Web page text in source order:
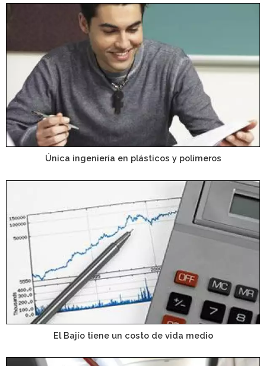
Única ingeniería en plásticos y polímeros
El Bajío tiene un costo de vida medio